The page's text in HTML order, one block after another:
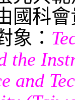
國科
象：
the
and